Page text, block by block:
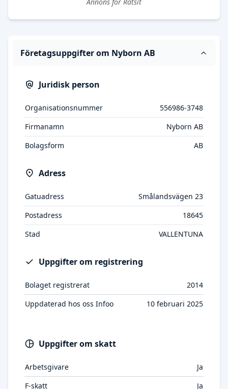
Företagsuppgifter om Nyborn AB
Juridisk person
Organisationsnummer
556986-3748
Firmanamn
Nyborn AB
Bolagsform
AB
Adress
Gatuadress
Smålandsvägen 23
Postadress
18645
Stad
VALLENTUNA
Uppgifter om registrering
Bolaget registrerat
2014
Uppdaterad hos oss Infoo
10 februari 2025
Uppgifter om skatt
Arbetsgivare
Ja
F-skatt
Ja